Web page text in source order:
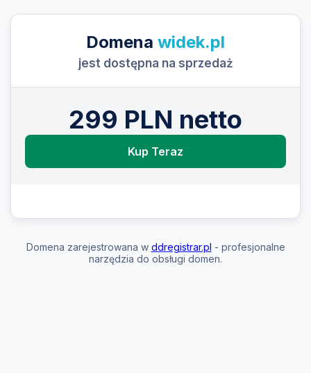
Domena widek.pl
jest dostępna na sprzedaż
299 PLN netto
Kup Teraz
Domena zarejestrowana w ddregistrar.pl - profesjonalne
narzędzia do obsługi domen.